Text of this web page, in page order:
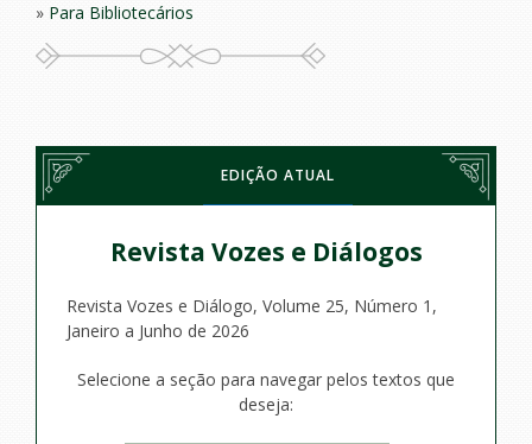
EDIÇÃO ATUAL
Revista Vozes e Diálogos
Revista Vozes e Diálogo, Volume 25, Número 1,
Janeiro a Junho de 2026
Selecione a seção para navegar pelos textos que
deseja:
Para Bibliotecários